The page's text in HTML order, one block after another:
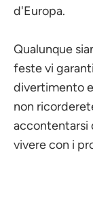
d'Europa.
Qualunque
feste vi
divertimento
non
accontentarsi
vivere con i